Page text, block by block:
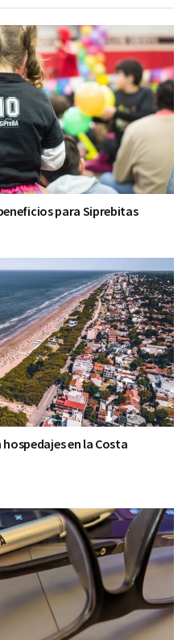
para Siprebitas
en la Costa